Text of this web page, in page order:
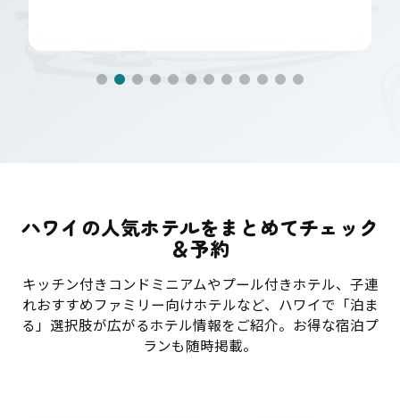
ハワイの人気ホテルをまとめてチェック
＆予約
キッチン付きコンドミニアムやプール付きホテル、子連
れおすすめファミリー向けホテルなど、ハワイで「泊ま
る」選択肢が広がるホテル情報をご紹介。お得な宿泊プ
ランも随時掲載。